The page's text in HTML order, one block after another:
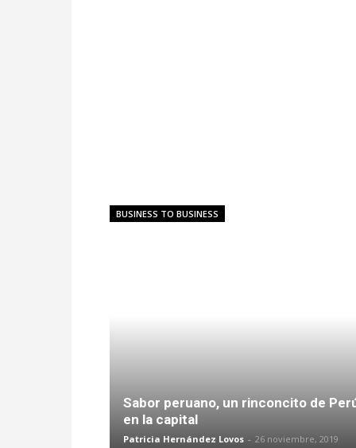
BUSINESS TO BUSINESS
Sabor peruano, un rinconcito de
en la capital
Patricia Hernández Lovos - 26 noviembre, 2019